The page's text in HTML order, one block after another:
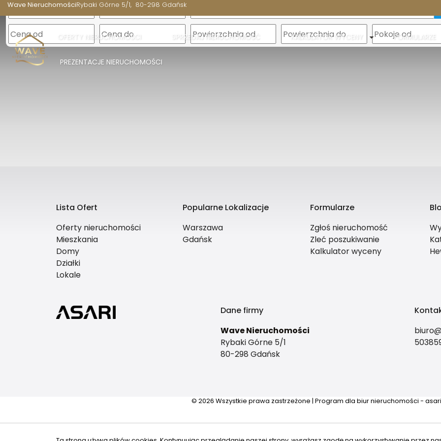
Wave NieruchomościRybaki Górne 5/1 80-298 Gdańsk
OFERTY NIERUCHOMOŚCI SPRZEDAJ NIERUCHOMOŚĆ KALKULATOR WYCENY FORMULARZE
PREZENTACJE NIERUCHOMOŚCI
Lista Ofert
Oferty nieruchomości
Mieszkania
Domy
Działki
Lokale
Popularne Lokalizacje
Warszawa
Gdańsk
Formularze
Zgłoś nieruchomość
Zleć poszukiwanie
Kalkulator wyceny
Dane firmy
Wave Nieruchomości
Rybaki Górne 5/1
80-298 Gdańsk
© 2026 Wszystkie prawa zastrzeżone | Program dla biur nieruchomości -